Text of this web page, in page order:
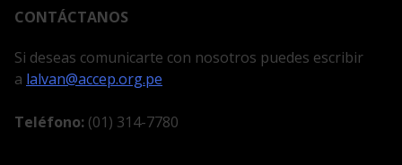
CONTÁCTANOS
Si deseas comunicarte con nosotros puedes escribir
a lalvan@accep.org.pe
Teléfono: (01) 314-7780